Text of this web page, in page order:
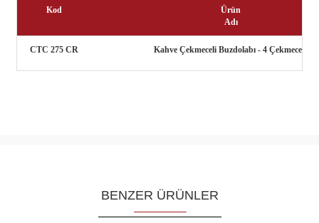
Kod
Ürün
Adı
CTC 275 CR Kahve Çekmeceli Buzdolabı - 4 Çekmeceli
BENZER ÜRÜNLER